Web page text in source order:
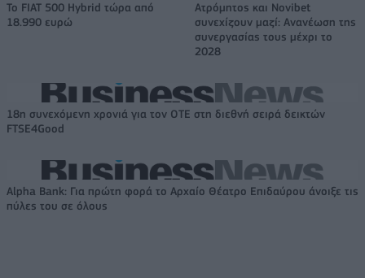
Το FIAT 500 Hybrid τώρα από
18.990 ευρώ
Ατρόμητος και Novibet
συνεχίζουν μαζί: Ανανέωση της
συνεργασίας τους μέχρι το
2028
18η συνεχόμενη χρονιά για τον ΟΤΕ στη διεθνή σειρά δεικτών
FTSE4Good
Alpha Bank: Για πρώτη φορά το Αρχαίο Θέατρο Επιδαύρου άνοιξε τις
πύλες του σε όλους